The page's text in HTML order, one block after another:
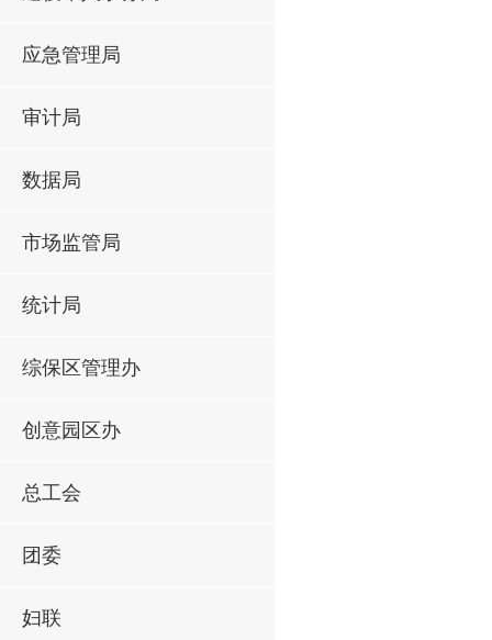
应急管理局
审计局
数据局
市场监管局
统计局
综保区管理办
创意园区办
总工会
团委
妇联